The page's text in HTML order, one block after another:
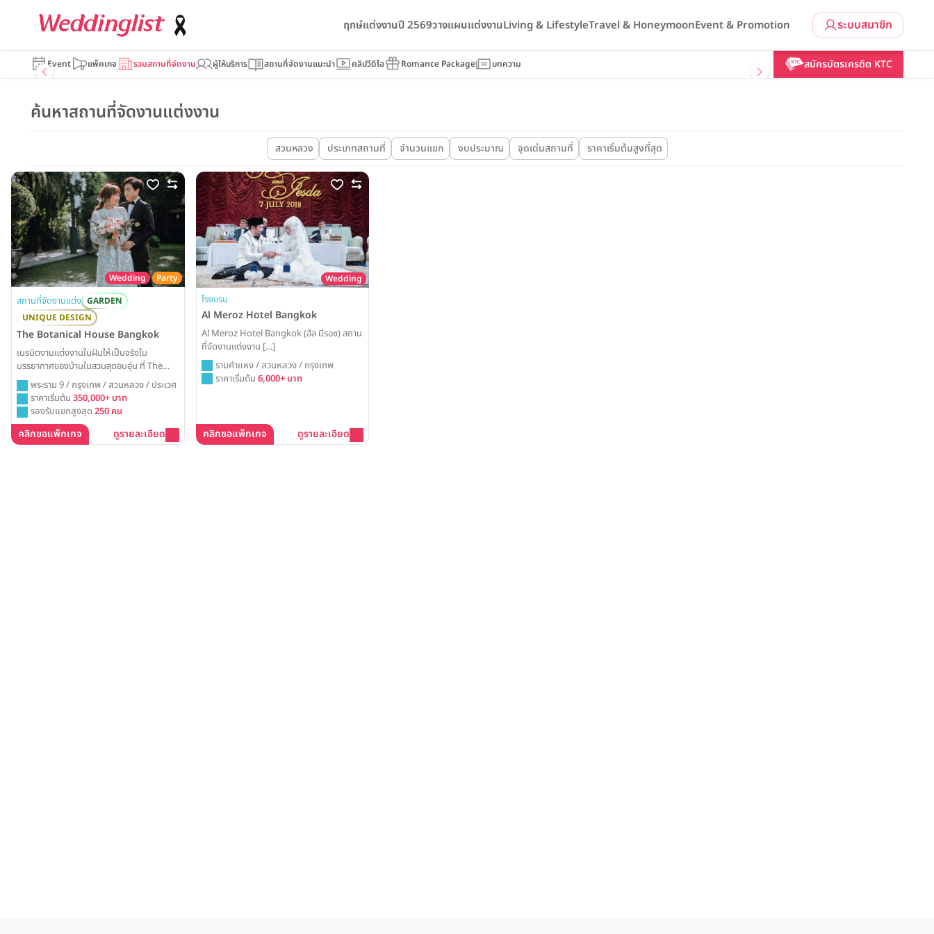
ระบบสมาชิก
ฤกษ์แต่งงานปี 2569วางแผนแต่งงานLiving & LifestyleTravel & HoneymoonEvent & Promotion
Event แพ็คเกจ รวมสถานที่จัดงาน ผู้ให้บริการ สถานที่จัดงานแนะนำ คลิปวีดีโอ Romance Package บทความ สมัครบัตรเครดิต KTC
ค้นหาสถานที่จัดงานแต่งงาน
สวนหลวง ประเภทสถานที่ จำนวนแขก งบประมาณ จุดเด่นสถานที่ ราคาเริ่มต้นสูงที่สุด
Wedding Party
สถานที่จัดงานแต่ง GARDEN
UNIQUE DESIGN
The Botanical House Bangkok
เนรมิตงานแต่งงานในฝันให้เป็นจริงใน
บรรยากาศของบ้านในสวนสุดอบอุ่น ที่ The
Botanical House Bangkok สถานที่จัดงาน
แต่งที่มอบความเป็นส่วนตัวและความโรแมนติก
ให้คุณได้เฉลิมฉลองวันสำคัญกับคนใกล้ชิด
อย่างมีความสุขที่สุด
พระราม 9 / กรุงเทพ / สวนหลวง / ประเวศ
ราคาเริ่มต้น 350,000+ บาท
รองรับแขกสูงสุด 250 คน
คลิกขอแพ็กเกจ ดูรายละเอียด
Wedding
โรงแรม
Al Meroz Hotel Bangkok
Al Meroz Hotel Bangkok (อัล มีรอซ) สถาน
ที่จัดงานแต่งงาน […]
รามคำแหง / สวนหลวง / กรุงเทพ
ราคาเริ่มต้น 6,000+ บาท
คลิกขอแพ็กเกจ ดูรายละเอียด